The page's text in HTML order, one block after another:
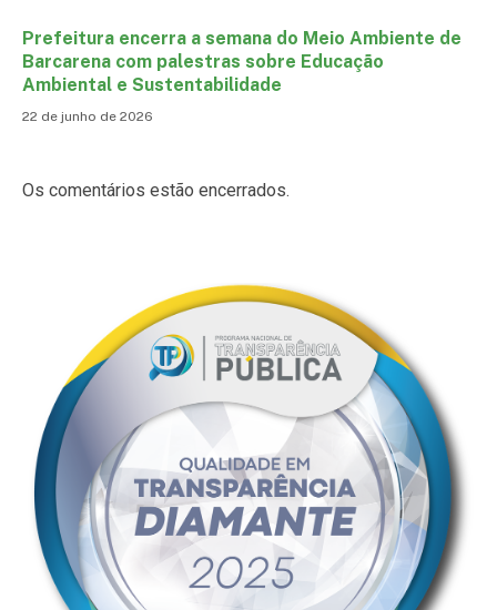
Prefeitura encerra a semana do Meio Ambiente de
Barcarena com palestras sobre Educação
Ambiental e Sustentabilidade
22 de junho de 2026
Os comentários estão encerrados.